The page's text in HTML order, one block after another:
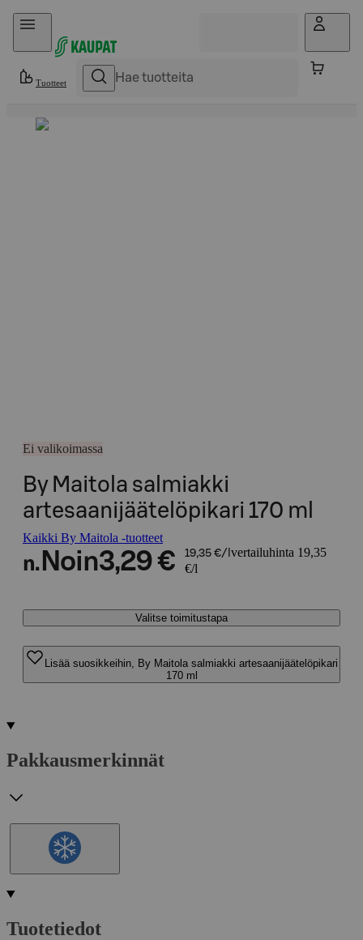
Hyppää sisältöön
Tuotteet
Ei valikoimassa
By Maitola salmiakki
artesaanijäätelöpikari 170 ml
Kaikki By Maitola -tuotteet
n. Noin3,29 € 19,35 €/l vertailuhinta 19,35
€/l
Valitse toimitustapa
Lisää suosikkeihin, By Maitola salmiakki artesaanijäätelöpikari
170 ml
Pakkausmerkinnät
Tuotetiedot